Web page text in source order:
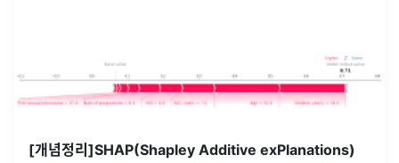
[개념정리]SHAP(Shapley Additive exPlanations)